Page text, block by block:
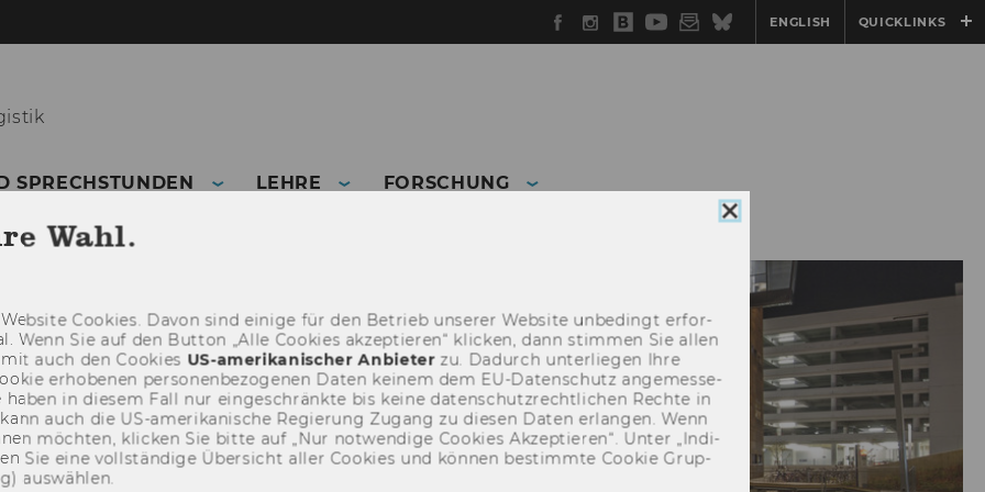
Facebook
Instagram
WU
Blog
YouTube
Newsletter
BlueskyENGLISH QUICKLINKS
SPRECHSTUNDEN LEHRE FORSCHUNG
Cookie
schließen
Wahl.
Coo­kies. Davon sind ei­ni­ge für den Be­trieb un­se­rer Web­site un­be­dingt er­for­
Wenn Sie auf den But­ton „Alle Coo­kies ak­zep­tie­ren“ kli­cken, dann stim­men Sie allen
auch den Coo­kies US-​amerikanischer An­bie­terzu. Da­durch un­ter­lie­gen Ihre
er­ho­be­nen per­so­nen­be­zo­ge­nen Daten kei­nem dem EU-​Datenschutz an­ge­mes­se­
haben in die­sem Fall nur ein­ge­schränk­te bis keine da­ten­schutz­recht­li­chen Rech­te in
auch die US-​amerikanische Re­gie­rung Zu­gang zu die­sen Daten er­lan­gen. Wenn
möch­ten, kli­cken Sie bitte auf „Nur not­wen­di­ge Coo­kies Ak­zep­tie­ren“. Unter „In­di­
Sie eine voll­stän­di­ge Über­sicht aller Coo­kies und kön­nen be­stimm­te Coo­kie Grup­
aus­wäh­len.